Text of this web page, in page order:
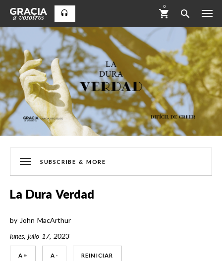
0
SUBSCRIBE & MORE
La Dura Verdad
by John MacArthur
lunes, julio 17, 2023
A + A - REINICIAR